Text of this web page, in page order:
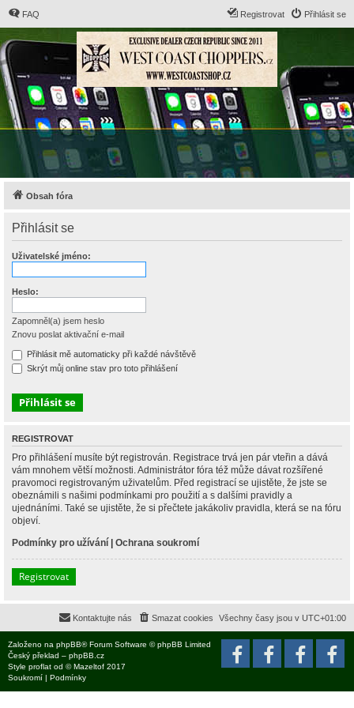
FAQ Přihlásit se
Registrovat
Obsah fóra
Přihlásit se
Uživatelské jméno:
Heslo:
Zapomněl(a) jsem heslo
Znovu poslat aktivační e-mail
Přihlásit mě automaticky při každé návštěvě
Skrýt můj online stav pro toto přihlášení
REGISTROVAT
Pro přihlášení musíte být registrován. Registrace trvá jen pár vteřin a dává
vám mnohem větší možnosti. Administrátor fóra též může dávat rozšířené
pravomoci registrovaným uživatelům. Před registrací se ujistěte, že jste se
obeznámili s našimi podmínkami pro použití a s dalšími pravidly a
ujednáními. Také se ujistěte, že si přečtete jakákoliv pravidla, která se na fóru
objeví.
Podmínky pro užívání | Ochrana soukromí
Registrovat
Všechny časy jsou v UTC+01:00
Smazat cookies
Kontaktujte nás
Založeno na phpBB® Forum Software © phpBB Limited
Český překlad – phpBB.cz
Style proflat od ©Mazeltof 2017
Soukromí | Podmínky